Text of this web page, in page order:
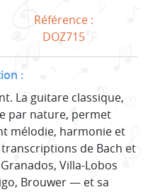
Référence :
DOZ715
:
La guitare classique,
par nature, permet
mélodie, harmonie et
de Bach et
Villa-Lobos
Brouwer — et sa